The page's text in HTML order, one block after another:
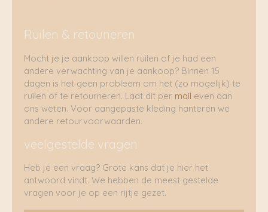
Ruilen & retouneren
Mocht je je aankoop willen ruilen of je had een
andere verwachting van je aankoop? Binnen 15
dagen is het geen probleem om het (zo mogelijk) te
ruilen of te retourneren. Laat dit per mail even aan
ons weten. Voor aangepaste kleding hanteren we
andere retourvoorwaarden.
veelgestelde vragen
Heb je een vraag? Grote kans dat je hier het
antwoord vindt. We hebben de meest gestelde
vragen voor je op een rijtje gezet.